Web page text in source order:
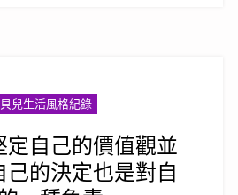
兒生活風格紀錄
定自己的價值觀並
的決定也是對自